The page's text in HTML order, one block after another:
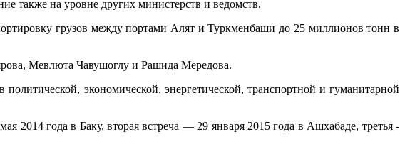
также на уровне других министерств и ведомств.
грузов между портами Алят и Туркменбаши до 25 миллионов тонн в
Мевлюта Чавушоглу и Рашида Мередова.
экономической, энергетической, транспортной и гуманитарной
2014 года в Баку, вторая встреча — 29 января 2015 года в Ашхабаде, третья -